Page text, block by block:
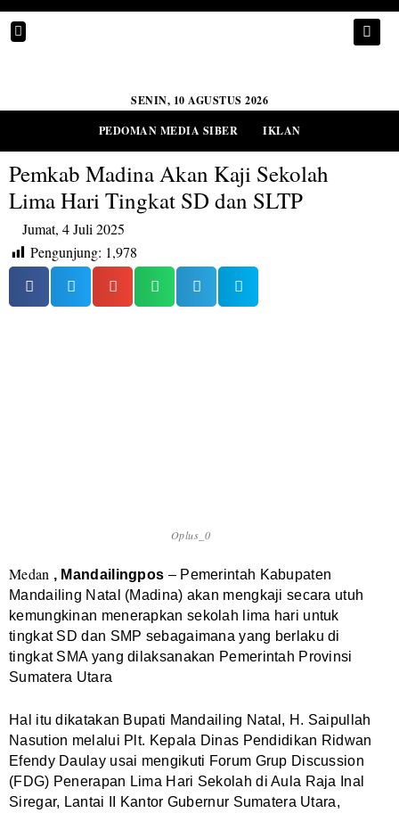
SENIN, 10 AGUSTUS 2026
PEDOMAN MEDIA SIBER
IKLAN
Pemkab Madina Akan Kaji Sekolah
Lima Hari Tingkat SD dan SLTP
Jumat, 4 Juli 2025
Pengunjung: 1,978
Oplus_0
Medan , Mandailingpos – Pemerintah Kabupaten
Mandailing Natal (Madina) akan mengkaji secara utuh
kemungkinan menerapkan sekolah lima hari untuk
tingkat SD dan SMP sebagaimana yang berlaku di
tingkat SMA yang dilaksanakan Pemerintah Provinsi
Sumatera Utara
Hal itu dikatakan Bupati Mandailing Natal, H. Saipullah
Nasution melalui Plt. Kepala Dinas Pendidikan Ridwan
Efendy Daulay usai mengikuti Forum Grup Discussion
(FDG) Penerapan Lima Hari Sekolah di Aula Raja Inal
Siregar, Lantai II Kantor Gubernur Sumatera Utara,